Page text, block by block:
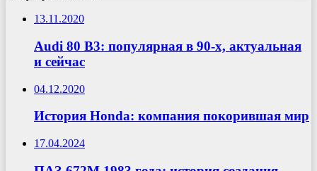
13.11.2020
Audi 80 B3: популярная в 90-х, актуальная
и сейчас
04.12.2020
История Honda: компания покорившая мир
17.04.2024